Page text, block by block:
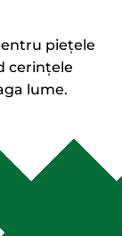
piețele
cerințele
lume.